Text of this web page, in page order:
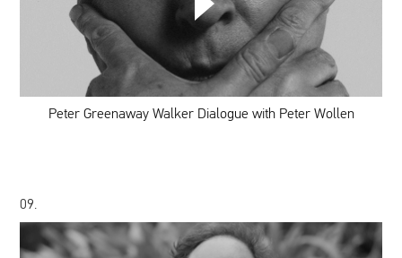
Peter
Greenaway
Walker
Dialogue
with
Peter
Wollen
Peter Greenaway Walker Dialogue with Peter Wollen
09.